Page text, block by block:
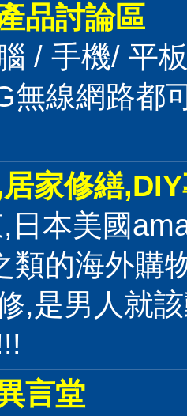
品討論區
/ 手機/ 平
無線網路都
家修繕
日本美國
類的海外購
,是男人就
言堂